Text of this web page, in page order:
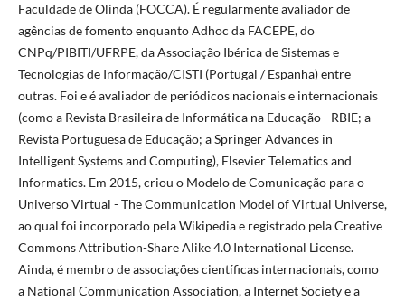
Faculdade de Olinda (FOCCA). É regularmente avaliador de
agências de fomento enquanto Adhoc da FACEPE, do
CNPq/PIBITI/UFRPE, da Associação Ibérica de Sistemas e
Tecnologias de Informação/CISTI (Portugal / Espanha) entre
outras. Foi e é avaliador de periódicos nacionais e internacionais
(como a Revista Brasileira de Informática na Educação - RBIE; a
Revista Portuguesa de Educação; a Springer Advances in
Intelligent Systems and Computing), Elsevier Telematics and
Informatics. Em 2015, criou o Modelo de Comunicação para o
Universo Virtual - The Communication Model of Virtual Universe,
ao qual foi incorporado pela Wikipedia e registrado pela Creative
Commons Attribution-Share Alike 4.0 International License.
Ainda, é membro de associações científicas internacionais, como
a National Communication Association, a Internet Society e a